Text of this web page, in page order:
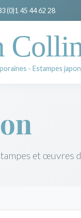
(0)1 45 44 62 28
- Estampes
et œuvres